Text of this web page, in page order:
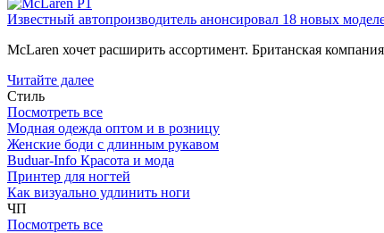
Известный автопроизводитель анонсировал 18 новых
McLaren хочет расширить ассортимент. Британская
Читайте далее
Стиль
Посмотреть все
Модная одежда оптом и в розницу
Женские боди с длинным рукавом
Buduar-Info Красота и мода
Принтер для ногтей
Как визуально удлинить ноги
ЧП
Посмотреть все